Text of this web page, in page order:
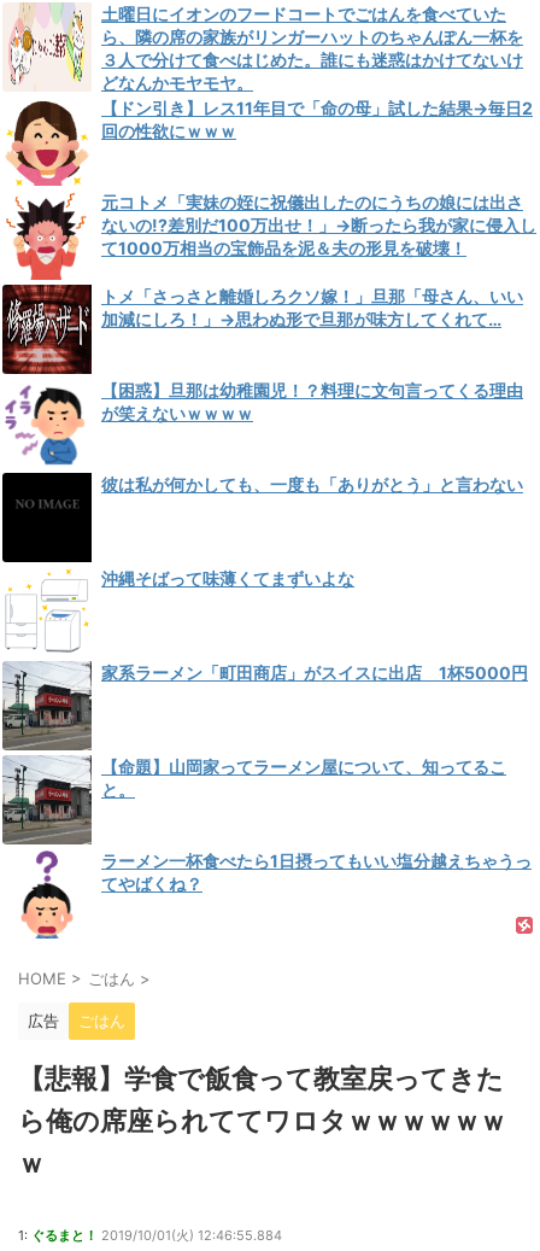
土曜日にイオンのフードコートでごはんを食べていた
ら、隣の席の家族がリンガーハットのちゃんぽん一杯を
３人で分けて食べはじめた。誰にも迷惑はかけてないけ
どなんかモヤモヤ。
【ドン引き】レス11年目で「命の母」試した結果→毎日2
回の性欲にｗｗｗ
元コトメ「実妹の姪に祝儀出したのにうちの娘には出さ
ないの!?差別だ100万出せ！」→断ったら我が家に侵入し
て1000万相当の宝飾品を泥＆夫の形見を破壊！
トメ「さっさと離婚しろクソ嫁！」旦那「母さん、いい
加減にしろ！」→思わぬ形で旦那が味方してくれて…
【困惑】旦那は幼稚園児！？料理に文句言ってくる理由
が笑えないｗｗｗｗ
彼は私が何かしても、一度も「ありがとう」と言わない
沖縄そばって味薄くてまずいよな
家系ラーメン「町田商店」がスイスに出店 1杯5000円
【命題】山岡家ってラーメン屋について、知ってるこ
と。
ラーメン一杯食べたら1日摂ってもいい塩分越えちゃうっ
てやばくね？
HOME > ごはん >
広告 ごはん
【悲報】学食で飯食って教室戻ってきた
ら俺の席座られててワロタｗｗｗｗｗｗ
ｗ
1: ぐるまと！ 2019/10/01(火) 12:46:55.884